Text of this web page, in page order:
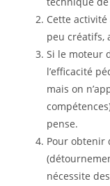
Cette
peu créatifs,
Si le moteur
l’efficacité
mais on
pense.
Pour obtenir
nécessite